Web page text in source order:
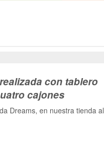
con tablero
cajones
Dreams, en nuestra tienda al